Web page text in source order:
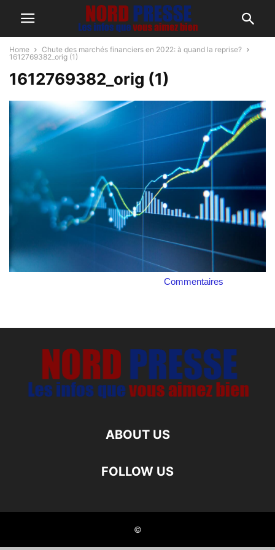
Home
Chute des marchés financiers en 2022: à quand la reprise?
1612769382_orig (1)
1612769382_orig (1)
Commentaires
ABOUT US
FOLLOW US
©